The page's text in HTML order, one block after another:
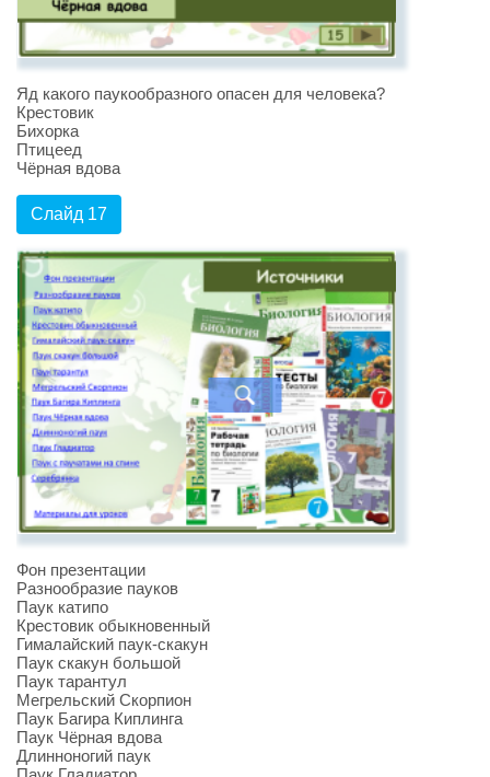
Яд какого паукообразного опасен для человека?
Крестовик
Бихорка
Птицеед
Чёрная вдова
Слайд 17
Фон презентации
Разнообразие пауков
Паук катипо
Крестовик обыкновенный
Гималайский паук-скакун
Паук скакун большой
Паук тарантул
Мегрельский Скорпион
Паук Багира Киплинга
Паук Чёрная вдова
Длинноногий паук